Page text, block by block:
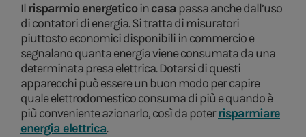
Ilrisparmio energeticoincasa passa anche dall’uso
di contatori di energia. Si tratta di misuratori
piuttosto economici disponibili in commercio e
segnalano quanta energia viene consumata da una
determinata presa elettrica. Dotarsi di questi
apparecchi può essere un buon modo per capire
quale elettrodomestico consuma di più e quando è
più conveniente azionarlo, così da poterrisparmiare
energia elettrica.